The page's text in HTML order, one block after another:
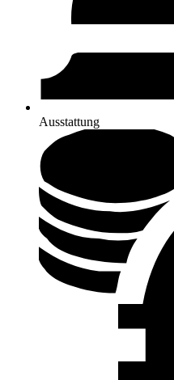
Ausstattung